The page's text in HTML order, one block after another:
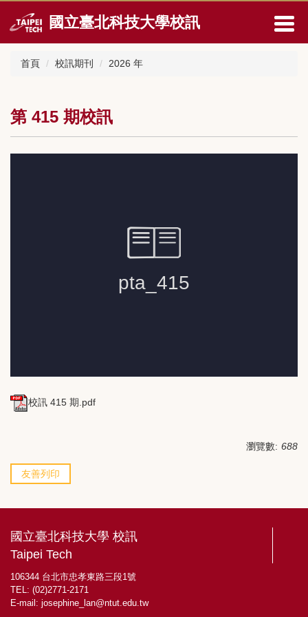
到
國立臺北科技大學校訊
首頁 校訊期刊 2026 年
第 415 期校訊
校訊 415 期.pdf
瀏覽數: 688
友善列印
國立臺北科技大學 校訊
Taipei Tech
106344 台北市忠孝東路三段1號
TEL: (02)2771-2171
E-mail: josephine_lan@ntut.edu.tw